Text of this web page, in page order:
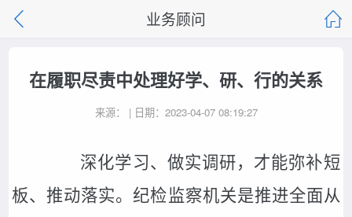
业务顾问
在履职尽责中处理好学、研、行的关系
来源： | 日期：2023-04-07 08:19:27
深化学习、做实调研，才能弥补短
板、推动落实。纪检监察机关是推进全面从